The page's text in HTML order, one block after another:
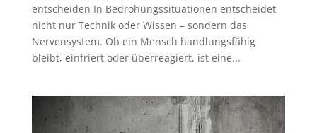
entscheiden In Bedrohungssituationen entscheidet
nicht nur Technik oder Wissen – sondern das
Nervensystem. Ob ein Mensch handlungsfähig
bleibt, einfriert oder überreagiert, ist eine...